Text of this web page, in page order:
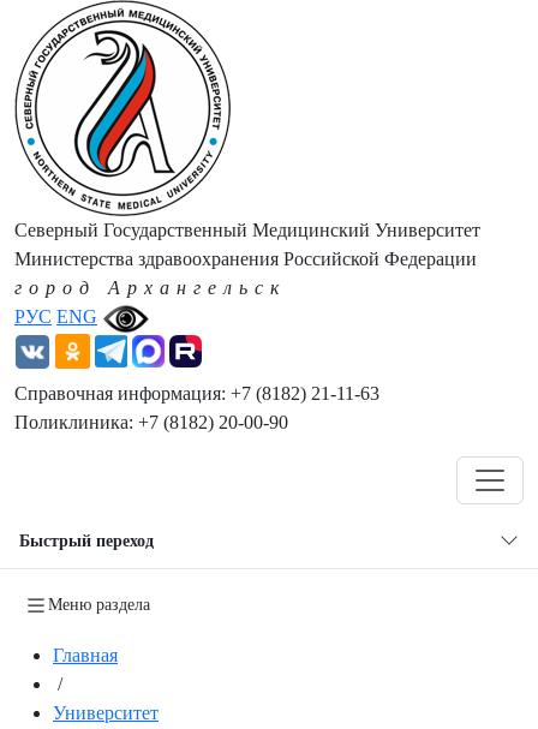
РУС ENG
Северный Государственный Медицинский Университет
Министерства здравоохранения Российской Федерации
город Архангельск
Справочная информация: +7 (8182) 21-11-63
Поликлиника: +7 (8182) 20-00-90
Быстрый переход
Меню раздела
Главная
/
Университет